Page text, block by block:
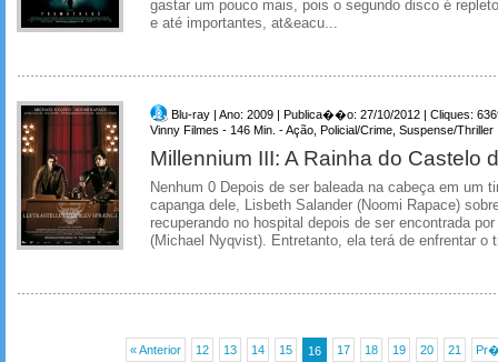
gastar um pouco mais, pois o segundo disco é
e até importantes, at&eacu...
Blu-ray | Ano: 2009 | Publica��o: 27/10/2012 | Cliques:
Vinny Filmes - 146 Min. - Ação, Policial/Crime, Suspense/Thriller
Millennium III: A Rainha do Castelo
Nenhum 0 Depois de ser baleada na cabeça em um
capanga dele, Lisbeth Salander (Noomi Rapace)
recuperando no hospital depois de ser encontrada
(Michael Nyqvist). Entretanto, ela terá de enfrentar o
« Anterior 12 13 14 15 16 17 18 19 20 21